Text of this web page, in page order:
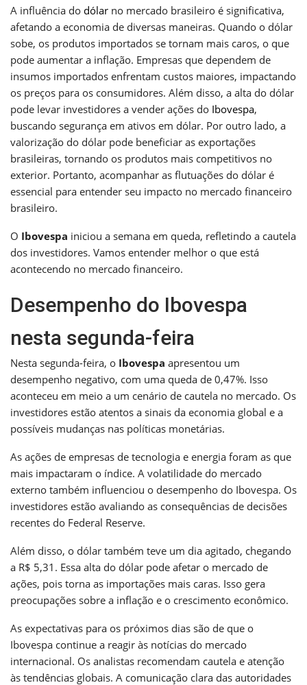
A influência do dólar no mercado brasileiro é significativa,
afetando a economia de diversas maneiras. Quando o dólar
sobe, os produtos importados se tornam mais caros, o que
pode aumentar a inflação. Empresas que dependem de
insumos importados enfrentam custos maiores, impactando
os preços para os consumidores. Além disso, a alta do dólar
pode levar investidores a vender ações do Ibovespa,
buscando segurança em ativos em dólar. Por outro lado, a
valorização do dólar pode beneficiar as exportações
brasileiras, tornando os produtos mais competitivos no
exterior. Portanto, acompanhar as flutuações do dólar é
essencial para entender seu impacto no mercado financeiro
brasileiro.
O Ibovespa iniciou a semana em queda, refletindo a cautela
dos investidores. Vamos entender melhor o que está
acontecendo no mercado financeiro.
Desempenho do Ibovespa
nesta segunda-feira
Nesta segunda-feira, o Ibovespa apresentou um
desempenho negativo, com uma queda de 0,47%. Isso
aconteceu em meio a um cenário de cautela no mercado. Os
investidores estão atentos a sinais da economia global e a
possíveis mudanças nas políticas monetárias.
As ações de empresas de tecnologia e energia foram as que
mais impactaram o índice. A volatilidade do mercado
externo também influenciou o desempenho do Ibovespa. Os
investidores estão avaliando as consequências de decisões
recentes do Federal Reserve.
Além disso, o dólar também teve um dia agitado, chegando
a R$ 5,31. Essa alta do dólar pode afetar o mercado de
ações, pois torna as importações mais caras. Isso gera
preocupações sobre a inflação e o crescimento econômico.
As expectativas para os próximos dias são de que o
Ibovespa continue a reagir às notícias do mercado
internacional. Os analistas recomendam cautela e atenção
às tendências globais. A comunicação clara das autoridades